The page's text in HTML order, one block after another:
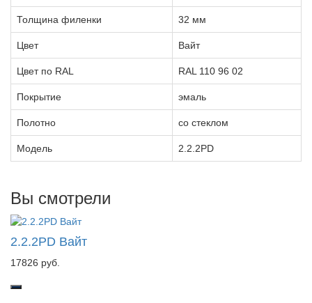
Толщина филенки 32 мм
Цвет Вайт
Цвет по RAL RAL 110 96 02
Покрытие эмаль
Полотно со стеклом
Модель 2.2.2PD
Вы смотрели
2.2.2PD Вайт
17826 руб.